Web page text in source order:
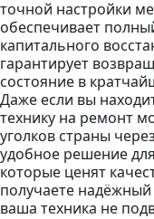
точной настройки
обеспечивает
капитального
гарантирует
состояние в
Даже если вы
технику на ремонт
уголков страны
удобное решение
которые ценят
получаете
ваша техника не